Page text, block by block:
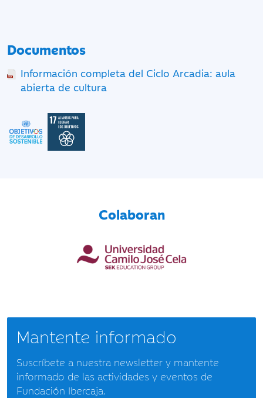
Documentos
Información completa del Ciclo Arcadia: aula
abierta de cultura
Colaboran
Mantente informado
Suscríbete a nuestra newsletter y mantente
informado de las actividades y eventos de
Fundación Ibercaja.